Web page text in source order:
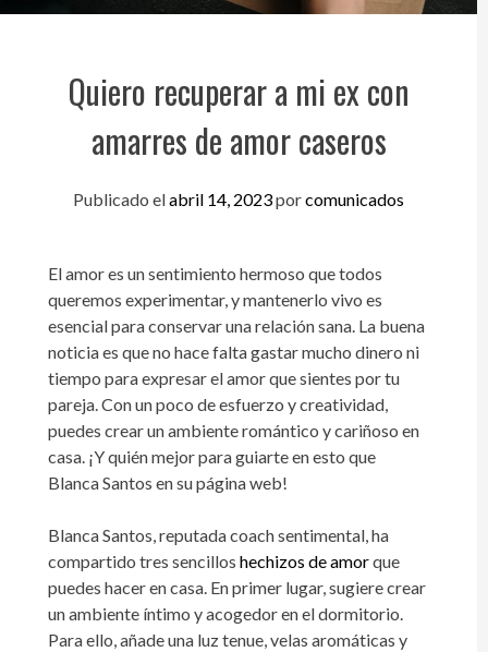
Quiero recuperar a mi ex con
amarres de amor caseros
Publicado elabril 14, 2023porcomunicados
El amor es un sentimiento hermoso que todos
queremos experimentar, y mantenerlo vivo es
esencial para conservar una relación sana. La buena
noticia es que no hace falta gastar mucho dinero ni
tiempo para expresar el amor que sientes por tu
pareja. Con un poco de esfuerzo y creatividad,
puedes crear un ambiente romántico y cariñoso en
casa. ¡Y quién mejor para guiarte en esto que
Blanca Santos en su página web!
Blanca Santos, reputada coach sentimental, ha
compartido tres sencillos hechizos de amorque
puedes hacer en casa. En primer lugar, sugiere crear
un ambiente íntimo y acogedor en el dormitorio.
Para ello, añade una luz tenue, velas aromáticas y